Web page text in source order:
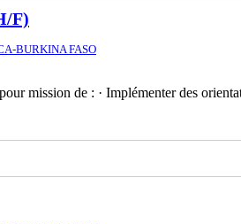
F)
BURKINA FASO
mission de : · Implémenter des